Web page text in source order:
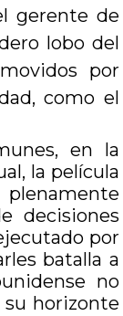
gerente de
lobo del
por
como el
en la
la película
decisiones
por
batalla a
no
horizonte